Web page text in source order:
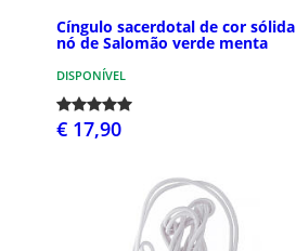
Cíngulo sacerdotal de cor sólida
nó de Salomão verde menta
DISPONÍVEL
€ 17,90